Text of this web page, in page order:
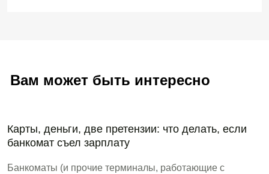
Вам может быть интересно
Карты, деньги, две претензии: что делать, если
банкомат съел зарплату
Банкоматы (и прочие терминалы, работающие с